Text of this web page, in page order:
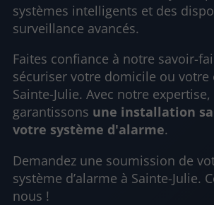
systèmes intelligents et des
surveillance avancés.
Faites confiance à notre savoir-
sécuriser votre domicile ou votre
Sainte-Julie. Avec notre
garantissons une installation
votre système d'alarme.
Demandez une soumission de
système d’alarme à Sainte-Julie.
nous !